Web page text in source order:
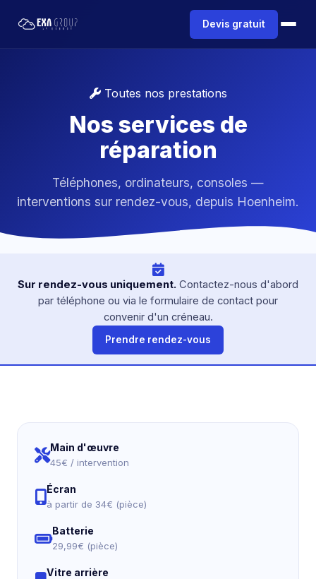
Devis gratuit
Toutes nos prestations
Nos services de
réparation
Téléphones, ordinateurs, consoles —
interventions sur rendez-vous, depuis Hoenheim.
Sur rendez-vous uniquement. Contactez-nous d'abord
par téléphone ou via le formulaire de contact pour
convenir d'un créneau.
Prendre rendez-vous
Main d'œuvre
45€ / intervention
Écran
à partir de 34€ (pièce)
Batterie
29,99€ (pièce)
Vitre arrière